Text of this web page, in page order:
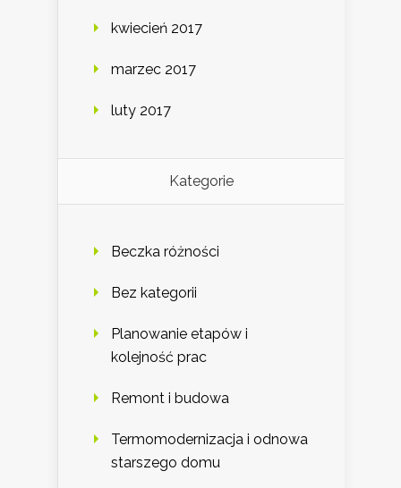
kwiecień 2017
marzec 2017
luty 2017
Kategorie
Beczka różności
Bez kategorii
Planowanie etapów i
kolejność prac
Remont i budowa
Termomodernizacja i odnowa
starszego domu